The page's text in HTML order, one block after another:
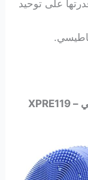
على توحيد